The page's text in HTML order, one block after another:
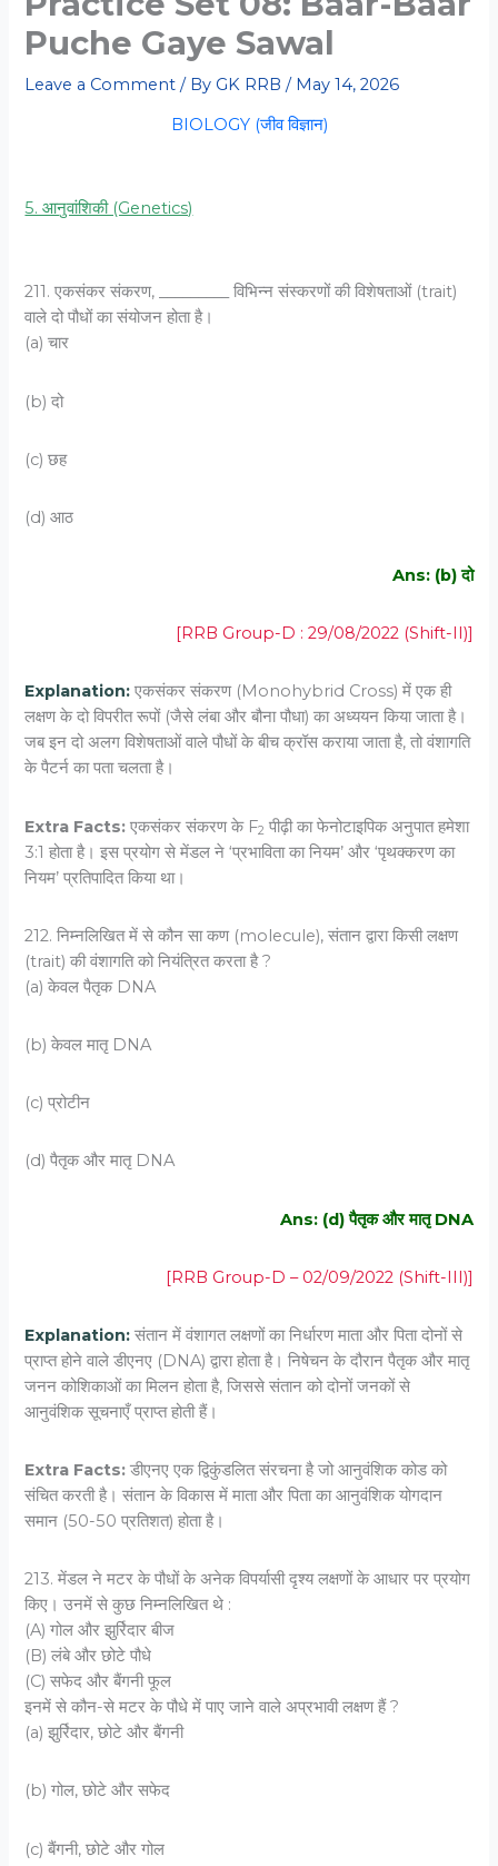
Puche Gaye Sawal
Leave a Comment / By GK RRB/ May 14, 2026
BIOLOGY (जीव विज्ञान)
5. आनुवांशिकी (Genetics)
211. एकसंकर संकरण, _________ विभिन्न संस्करणों की विशेषताओं (trait)
वाले दो पौधों का संयोजन होता है।
(a) चार
(b) दो
(c) छह
(d) आठ
Ans: (b) दो
[RRB Group-D : 29/08/2022 (Shift-II)]
Explanation: एकसंकर संकरण (Monohybrid Cross) में एक ही
लक्षण के दो विपरीत रूपों (जैसे लंबा और बौना पौधा) का अध्ययन किया जाता है।
जब इन दो अलग विशेषताओं वाले पौधों के बीच क्रॉस कराया जाता है, तो वंशागति
के पैटर्न का पता चलता है।
Extra Facts: एकसंकर संकरण के F2 पीढ़ी का फेनोटाइपिक अनुपात हमेशा
3:1 होता है। इस प्रयोग से मेंडल ने ‘प्रभाविता का नियम’ और ‘पृथक्करण का
नियम’ प्रतिपादित किया था।
212. निम्नलिखित में से कौन सा कण (molecule), संतान द्वारा किसी लक्षण
(trait) की वंशागति को नियंत्रित करता है ?
(a) केवल पैतृक DNA
(b) केवल मातृ DNA
(c) प्रोटीन
(d) पैतृक और मातृ DNA
Ans: (d) पैतृक और मातृ DNA
[RRB Group-D – 02/09/2022 (Shift-III)]
Explanation: संतान में वंशागत लक्षणों का निर्धारण माता और पिता दोनों से
प्राप्त होने वाले डीएनए (DNA) द्वारा होता है। निषेचन के दौरान पैतृक और मातृ
जनन कोशिकाओं का मिलन होता है, जिससे संतान को दोनों जनकों से
आनुवंशिक सूचनाएँ प्राप्त होती हैं।
Extra Facts: डीएनए एक द्विकुंडलित संरचना है जो आनुवंशिक कोड को
संचित करती है। संतान के विकास में माता और पिता का आनुवंशिक योगदान
समान (50-50 प्रतिशत) होता है।
213. मेंडल ने मटर के पौधों के अनेक विपर्यासी दृश्य लक्षणों के आधार पर प्रयोग
किए। उनमें से कुछ निम्नलिखित थे :
(A) गोल और झुर्रिदार बीज
(B) लंबे और छोटे पौधे
(C) सफेद और बैंगनी फूल
इनमें से कौन-से मटर के पौधे में पाए जाने वाले अप्रभावी लक्षण हैं ?
(a) झुर्रिदार, छोटे और बैंगनी
(b) गोल, छोटे और सफेद
(c) बैंगनी, छोटे और गोल